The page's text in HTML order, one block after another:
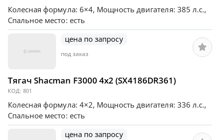
Колесная формула: 6×4, Мощность двигателя: 385 л.с.,
Спальное место: есть
Тягач Shacman F3000 4х2 (SX4186DR361)
КОД: 801
Колесная формула: 4×2, Мощность двигателя: 336 л.с.,
Спальное место: есть
цена по запросу
под заказ
цена по запросу